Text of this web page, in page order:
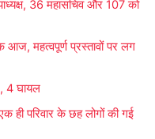
36 महासचिव और 107 को
आज, महत्वपूर्ण प्रस्तावों पर लग
4 घायल
ही परिवार के छह लोगों की गई